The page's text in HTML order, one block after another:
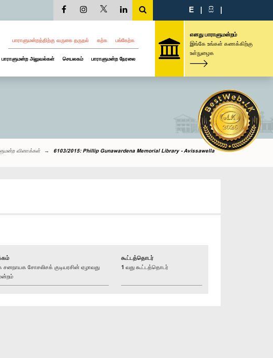
E | සි |
பாராளுமன்றத்திற்கு வருகை தருதல் கற்க பங்கேற்க
பாராளுமன்ற அலுவல்கள் செயலகம் பாராளுமன்ற நேரலை
எனது பாராளுமன்றம்
இங்கே உங்கள் கணக்கிற்கு
உள்நுழைக
வினாக்கள் 6103/2015: Phillip Gunawardena Memorial Library - Avissawella
சோசலிசக் குடியரசின் ஏழாவது
கூட்டத்தொடர்
1 வது கூட்டத்தொடர்